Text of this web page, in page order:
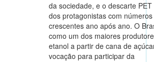
da sociedade, e o descarte
dos protagonistas com números
crescentes ano após ano. O
como um dos maiores
etanol a partir de cana de
vocação para participar da